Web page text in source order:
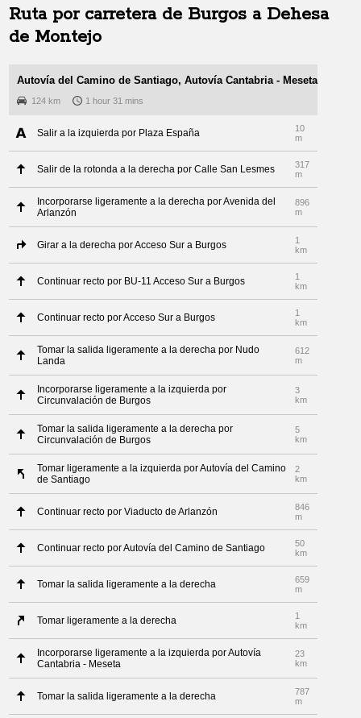
Ruta por carretera de Burgos a Dehesa
de Montejo
Autovía del Camino de Santiago, Autovía Cantabria - Meseta
124 km 1 hour 31 mins
Salir a la izquierda por Plaza España
10
m
Salir de la rotonda a la derecha por Calle San Lesmes
317
m
Incorporarse ligeramente a la derecha por Avenida del
Arlanzón
896
m
Girar a la derecha por Acceso Sur a Burgos
1
km
Continuar recto por BU-11 Acceso Sur a Burgos
1
km
Continuar recto por Acceso Sur a Burgos
1
km
Tomar la salida ligeramente a la derecha por Nudo
Landa
612
m
Incorporarse ligeramente a la izquierda por
Circunvalación de Burgos
3
km
Tomar la salida ligeramente a la derecha por
Circunvalación de Burgos
5
km
Tomar ligeramente a la izquierda por Autovía del Camino
de Santiago
2
km
Continuar recto por Viaducto de Arlanzón
846
m
Continuar recto por Autovía del Camino de Santiago
50
km
Tomar la salida ligeramente a la derecha
659
m
Tomar ligeramente a la derecha
1
km
Incorporarse ligeramente a la izquierda por Autovía
Cantabria - Meseta
23
km
Tomar la salida ligeramente a la derecha
787
m